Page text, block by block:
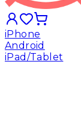
iPhone
Android
iPad/Tablet